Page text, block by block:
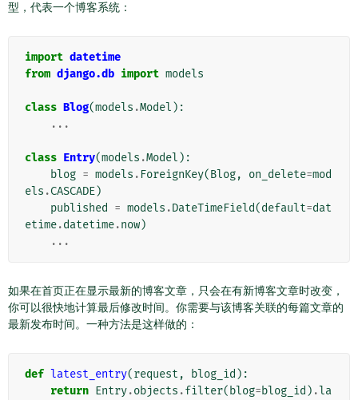
型，代表一个博客系统：
import datetime
from django.db import models
class Blog(models .Model ):
...
class Entry(models .Model ):
blog = models . ForeignKey(Blog, on_delete=mod
els .CASCADE)
published
= models .DateTimeField(default=dat
etime.datetime.now)
...
如果在首页正在显示最新的博客文章，只会在有新博客文章时改变，
你可以很快地计算最后修改时间。你需要与该博客关联的每篇文章的
最新发布时间。一种方法是这样做的：
def latest_entry(request , blog_id ):
return Entry.objects .filter( blog=blog_id ) .la